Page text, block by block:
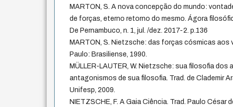
MARTON, S. A nova concepção do mundo:
de forças, eterno retorno do mesmo. Ágora
De Pernambuco, n. 1, jul. /dez. 2017-2. p.136
MARTON, S. Nietzsche: das forças cósmicas aos
Paulo: Brasiliense, 1990.
MÜLLER-LAUTER, W. Nietzsche: sua filosofia dos
antagonismos de sua filosofia. Trad. de Clademir
Unifesp, 2009.
NIETZSCHE, F. A Gaia Ciência. Trad. Paulo César